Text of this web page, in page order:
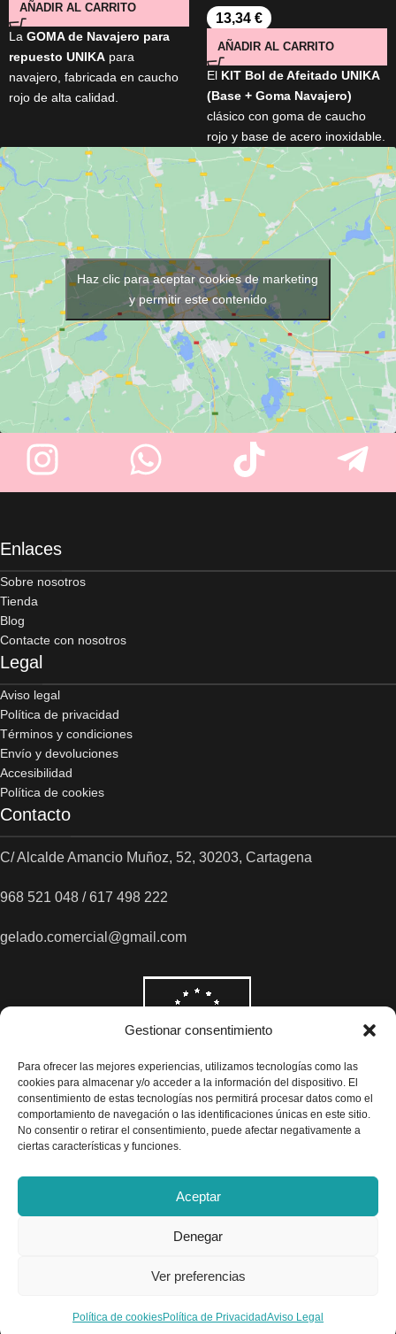
Gestionar consentimiento
Para ofrecer las mejores experiencias, utilizamos tecnologías como las
cookies para almacenar y/o acceder a la información del dispositivo. El
consentimiento de estas tecnologías nos permitirá procesar datos como el
comportamiento de navegación o las identificaciones únicas en este sitio.
No consentir o retirar el consentimiento, puede afectar negativamente a
ciertas características y funciones.
Aceptar
Denegar
Ver preferencias
Política de cookiesPolítica de PrivacidadAviso Legal
AÑADIR AL CARRITO
La GOMA de Navajero para
repuesto UNIKA para
navajero, fabricada en caucho
rojo de alta calidad.
humedad.
Proporciona una sujeción firme
y segura de la cuchilla.
Compatible con la mayoría de
navajeros profesionales.
13,34 €
AÑADIR AL CARRITO
El KIT Bol de Afeitado UNIKA
(Base + Goma Navajero)
clásico con goma de caucho
rojo y base de acero inoxidable.
Ideal para eliminar restos de la
navaja sin dañar el filo. Diseño
vintage recuperado de
barberías tradicionales. Ligero,
resistente, y con medidas
prácticas: 120 mm de base, 80
mm de goma, 50 mm de alto.
Haz clic para aceptar cookies de marketing
y permitir este contenido
Enlaces
Sobre nosotros
Tienda
Blog
Contacte con nosotros
Legal
Aviso legal
Política de privacidad
Términos y condiciones
Envío y devoluciones
Accesibilidad
Política de cookies
Contacto
C/ Alcalde Amancio Muñoz, 52, 30203, Cartagena
968 521 048 / 617 498 222
gelado.comercial@gmail.com
TINTE